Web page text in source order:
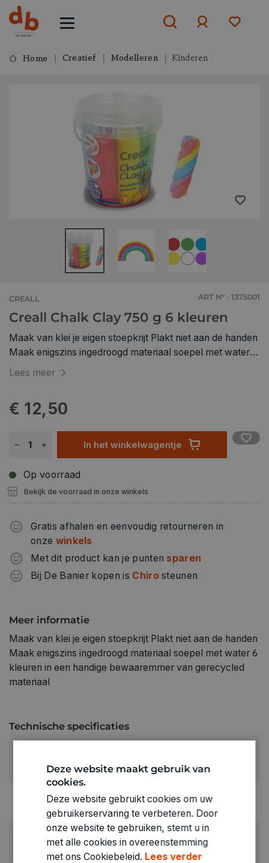
Home Creatief Modelleren Kinderen
CREALL ART N° - 1375001
Creall Chalk Clay 750 g 6 kleuren
Maak van klei je eigen stoepkrijt Plakt niet aan de handen
Maak enigszins ingedroogd materiaal soepel met water 6
kleuren in een handige bewaaremmer van gerecycled
Lees meer
€ 12,50
In het winkelwagentje
Op voorraad
Bekijk de voorraad in onze winkels
Gratis afhalen en eenvoudig retourneren in
onze winkels
Met dit product kan je punten sparen
Bij De Banier kopen is Chirosteunen
Meer informatie
Maak van klei je eigen stoepkrijt Plakt niet aan de handen
Maak enigszins ingedroogd materiaal soepel met water 6
kleuren in een handige bewaaremmer van gerecycled
materiaal
Technische specificaties
Zelfhardende klei
GEWICHT
ARTIKELNUMMER
1375001
Deze website maakt gebruik van
cookies.
Deze website gebruikt cookies om uw
gebruikerservaring te verbeteren. Door
onze website te gebruiken, stemt u in
met alle cookies in overeenstemming
met ons Cookiebeleid. Lees verder